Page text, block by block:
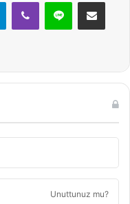
Unuttunuz mu?